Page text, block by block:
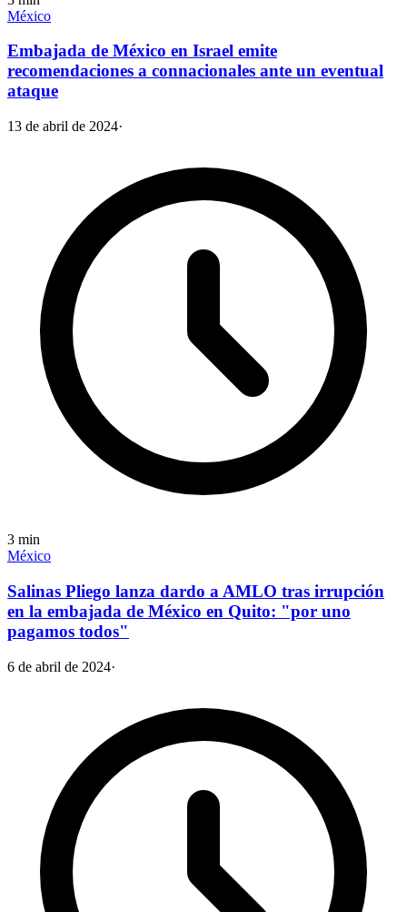
México
Embajada de México en Israel emite
recomendaciones a connacionales ante un eventual
ataque
13 de abril de 2024·
3 min
México
Salinas Pliego lanza dardo a AMLO tras irrupción
en la embajada de México en Quito: "por uno
pagamos todos"
6 de abril de 2024·